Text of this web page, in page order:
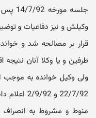
جلسه
وکیلش و نیز دفاعیات و
قرار بر مصالحه شد و
طرفین و یا وکلا آنان نتیجه
ولی وکیل خوانده به موجب
22/7/92 و
منوط و مشروط به انصراف